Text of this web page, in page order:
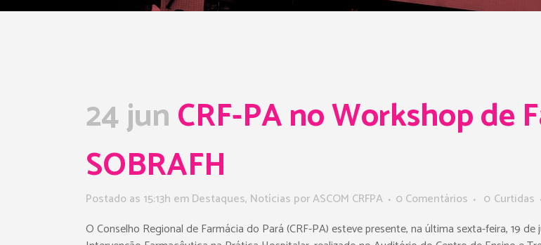
24 junCRF-PA no Workshop de
SOBRAFH
Postado as 15:13h emDestaques, Notícias porASCOM CRFPA 0 Comentários 0 Curtidas
O Conselho Regional de Farmácia do Pará (CRF-PA) esteve presente, na última sexta-feira, 19